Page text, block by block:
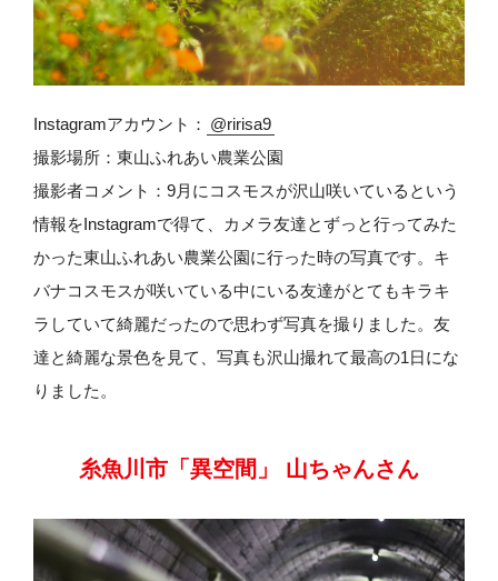
Instagramアカウント： @ririsa9
撮影場所：東山ふれあい農業公園
撮影者コメント：9月にコスモスが沢山咲いているという
情報をInstagramで得て、カメラ友達とずっと行ってみた
かった東山ふれあい農業公園に行った時の写真です。キ
バナコスモスが咲いている中にいる友達がとてもキラキ
ラしていて綺麗だったので思わず写真を撮りました。友
達と綺麗な景色を見て、写真も沢山撮れて最高の1日にな
りました。
糸魚川市「異空間」 山ちゃんさん